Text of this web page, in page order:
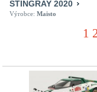
STINGRAY 2020
Výrobce: Maisto
1